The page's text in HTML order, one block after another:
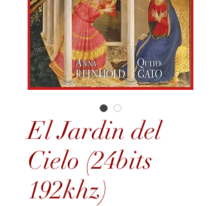
El Jardin del
Cielo (24bits
192khz)